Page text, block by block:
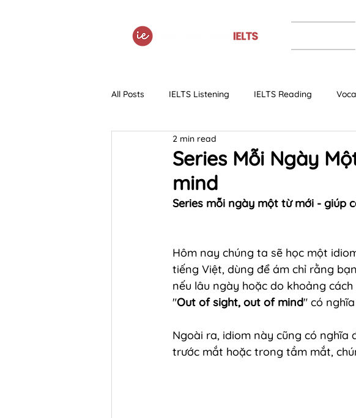
All Posts IELTS Listening IELTS Reading
IELTS Grammar
Series Mỗi Ngày
mind
2 min read
Series mỗi ngày một từ mới - giúp
Hôm nay chúng ta sẽ học một
tiếng Việt, dùng để ám chỉ rằng
nếu lâu ngày hoặc do khoảng
"Out of sight, out of mind" có
Ngoài ra, idiom này cũng có
trước mắt hoặc trong tầm mắt,